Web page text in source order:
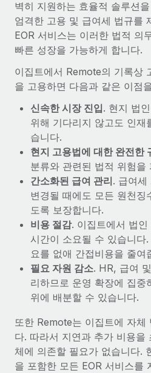
비디오 콘텐츠를 활용한 마케팅이 계
에게는 흥미롭고 전문적인 비디오 제
니다. 그러나 대부분의 회사들은 그렇
벽히 지원하는 효율적 솔루션
엄격한 고용 및 급여세 법규를
EOR 서비스는 이러한 법적 의
빠른 성장을 가능하게 합니다.
이집트에서 Remote의 기록상
을 고용하면 다음과 같은 이점
신속한 시장 진입. 현지 법
위해 기다리지 않고도 인재
습니다.
현지 고용법에 대한 완전한
분류와 관련된 법적 위험을
간소화된 급여 관리. 급여세
변경될 때에도 모든 원천
도록 보장합니다.
비용 절감. 이집트에서 법
시간이 소요될 수 있습니다
요를 없애 간접비용을 줄여
필요 자원 감소. HR, 급여
리하므로 운영 확장에 집중
위에 배분할 수 있습니다.
또한 Remote는 이집트에 자체
다. 따라서 지연과 추가 비용을
체에 의존할 필요가 없습니다.
을 포함한 모든 EOR 서비스를